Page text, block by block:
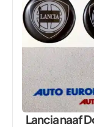
Lancia naaf